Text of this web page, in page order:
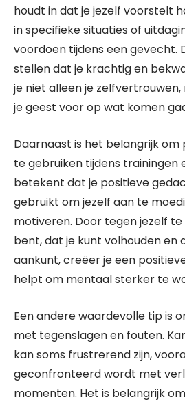
houdt in dat je jezelf voorstelt
in specifieke situaties of
voordoen tijdens een gevecht.
stellen dat je krachtig en
je niet alleen je
je geest voor op wat komen
Daarnaast is het belangrijk
te gebruiken tijdens trainingen
betekent dat je positieve
gebruikt om jezelf aan te
motiveren. Door tegen jezelf
bent, dat je kunt volhouden en
aankunt, creëer je een
helpt om mentaal sterker te
Een andere waardevolle tip is
met tegenslagen en fouten.
kan soms frustrerend zijn,
geconfronteerd wordt met
momenten. Het is belangrijk